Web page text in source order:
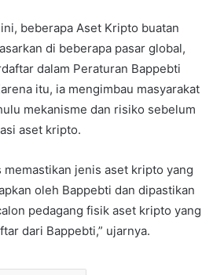
beberapa Aset Kripto buatan
di beberapa pasar global,
dalam Peraturan Bappebti
itu, ia mengimbau masyarakat
mekanisme dan risiko sebelum
aset kripto.
memastikan jenis aset kripto yang
oleh Bappebti dan dipastikan
pedagang fisik aset kripto yang
dari Bappebti,” ujarnya.